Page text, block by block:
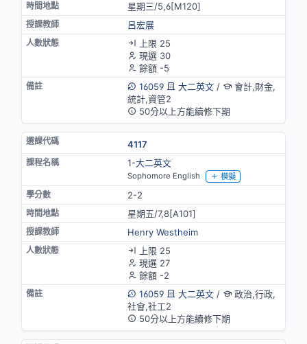
星期三/5,6[M120]
呂宏展
上限 25
現選 30
餘額 -5
16059
大二英文/
會計,財金,
統計,資管2
50分以上方能續修下期
4117
1-大二英文
Sophomore English 模擬
2-2
星期五/7,8[A101]
Henry Westheim
上限 25
現選 27
餘額 -2
16059
大二英文/
政治,行政,
社會,社工2
50分以上方能續修下期